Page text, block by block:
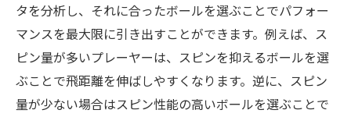
タを分析し、それに合ったボールを選ぶことでパフォー
マンスを最大限に引き出すことができます。例えば、ス
ピン量が多いプレーヤーは、スピンを抑えるボールを選
ぶことで飛距離を伸ばしやすくなります。逆に、スピン
量が少ない場合はスピン性能の高いボールを選ぶことで